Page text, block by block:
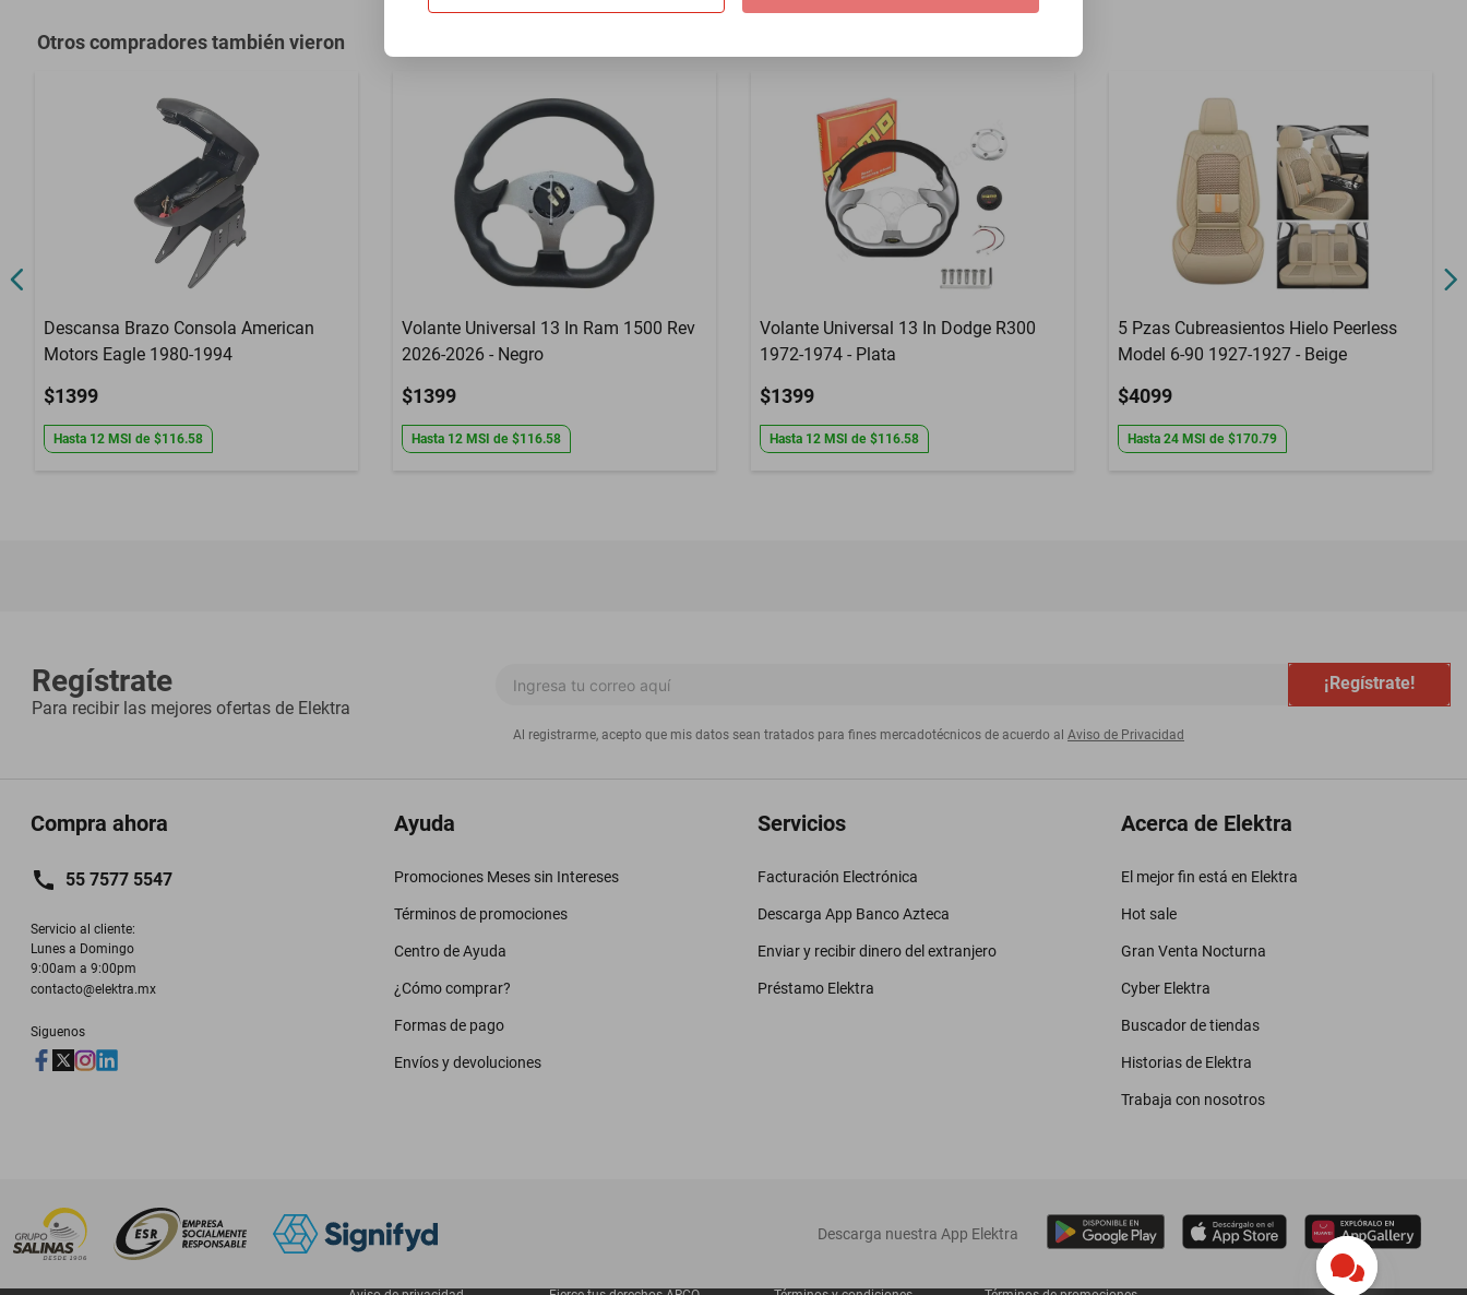
Otros compradores también vieron
Descansa Brazo Consola American
Motors Eagle 1980-1994
$1399
Hasta 12 MSI de $116.58
Volante Universal 13 In Ram 1500 Rev
2026-2026 - Negro
$1399
Hasta 12 MSI de $116.58
Volante Universal 13 In Dodge R300
1972-1974 - Plata
$1399
Hasta 12 MSI de $116.58
5 Pzas Cubreasientos Hielo Peerless
Model 6-90 1927-1927 - Beige
$4099
Hasta 24 MSI de $170.79
Regístrate
Para recibir las mejores ofertas de Elektra
¡Regístrate!
Al registrarme, acepto que mis datos sean tratados para fines mercadotécnicos de acuerdo al Aviso de Privacidad
Compra ahora
55 7577 5547
Servicio al cliente:
Lunes a Domingo
9:00am a 9:00pm
contacto@elektra.mx
Siguenos
Ayuda
Promociones Meses sin Intereses
Términos de promociones
Centro de Ayuda
¿Cómo comprar?
Formas de pago
Envíos y devoluciones
Servicios
Facturación Electrónica
Descarga App Banco Azteca
Enviar y recibir dinero del extranjero
Préstamo Elektra
Acerca de Elektra
El mejor fin está en Elektra
Hot sale
Gran Venta Nocturna
Cyber Elektra
Buscador de tiendas
Historias de Elektra
Trabaja con nosotros
‎ Descarga nuestra App Elektra